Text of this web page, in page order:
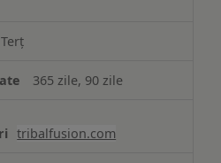
Terț
365 zile, 90 zile
tribalfusion.com